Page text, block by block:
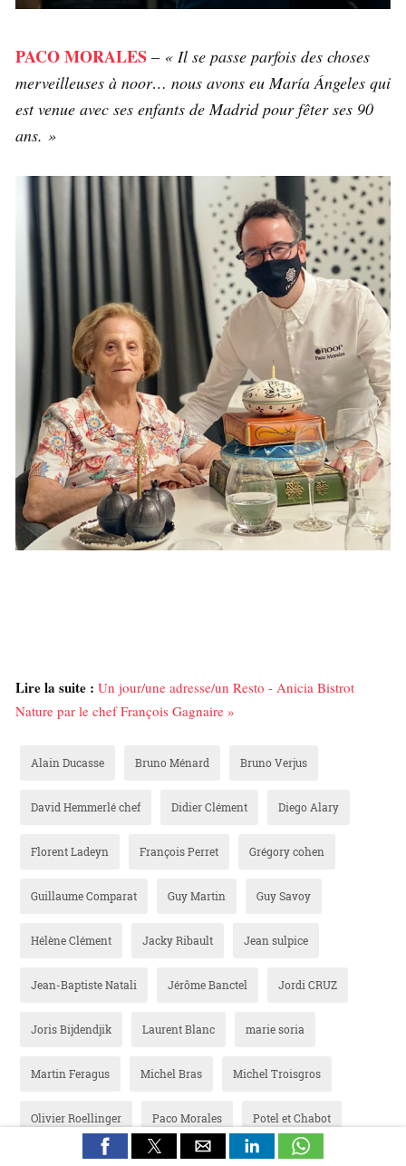
PACO MORALES – « Il se passe parfois des choses
merveilleuses à noor… nous avons eu María Ángeles qui
est venue avec ses enfants de Madrid pour fêter ses 90
ans. »
Lire la suite : Un jour/une adresse/un Resto - Anicia Bistrot
Nature par le chef François Gagnaire »
Alain Ducasse Bruno Ménard Bruno Verjus
David Hemmerlé chef Didier Clément Diego Alary
Florent Ladeyn François Perret Grégory cohen
Guillaume Comparat Guy Martin Guy Savoy
Hélène Clément Jacky Ribault Jean sulpice
Jean-Baptiste Natali Jérôme Banctel Jordi CRUZ
Joris Bijdendjik Laurent Blanc marie soria
Martin Feragus Michel Bras Michel Troisgros
Olivier Roellinger Paco Morales Potel et Chabot
remy lefebvre Ritz Paris Vicky Cheng